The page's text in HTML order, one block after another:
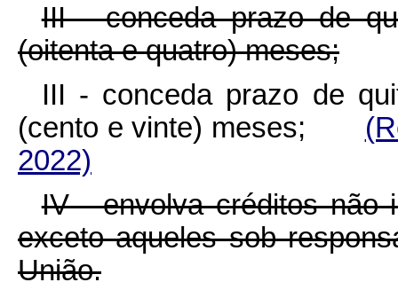
III - conceda prazo de
(oitenta e quatro) meses;
III - conceda prazo de
(cento e vinte) meses;
2022)
IV - envolva créditos não
exceto aqueles sob
União.